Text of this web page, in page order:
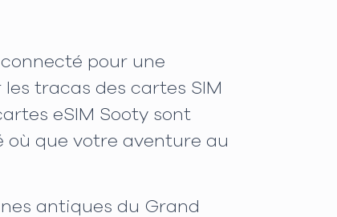
pour une
tracas des cartes SIM
eSIM Sooty sont
où que votre aventure au
antiques du Grand